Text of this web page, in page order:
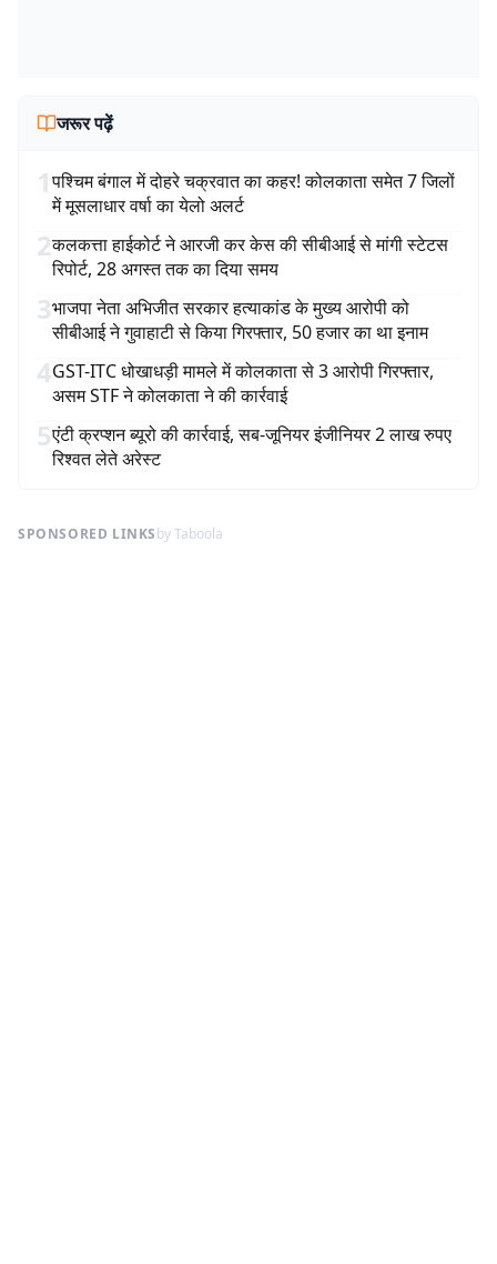
जरूर पढ़ें
1पश्चिम बंगाल में दोहरे चक्रवात का कहर! कोलकाता समेत 7 जिलों
में मूसलाधार वर्षा का येलो अलर्ट
2कलकत्ता हाईकोर्ट ने आरजी कर केस की सीबीआई से मांगी स्टेटस
रिपोर्ट, 28 अगस्त तक का दिया समय
3भाजपा नेता अभिजीत सरकार हत्याकांड के मुख्य आरोपी को
सीबीआई ने गुवाहाटी से किया गिरफ्तार, 50 हजार का था इनाम
4GST-ITC धोखाधड़ी मामले में कोलकाता से 3 आरोपी गिरफ्तार,
असम STF ने कोलकाता ने की कार्रवाई
5एंटी क्रप्शन ब्यूरो की कार्रवाई, सब-जूनियर इंजीनियर 2 लाख रुपए
रिश्वत लेते अरेस्ट
SPONSORED LINKSby Taboola